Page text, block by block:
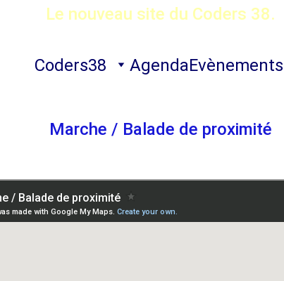
Le nouveau site du Coders 38.
Coders38 AgendaEvènements
Marche / Balade de proximité